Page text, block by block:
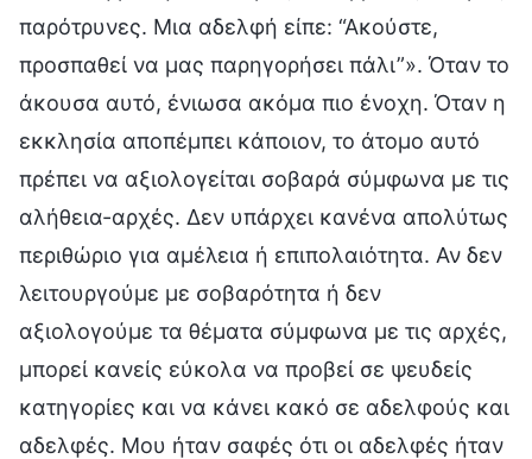
παρότρυνες. Μια αδελφή είπε: “Ακούστε,
προσπαθεί να μας παρηγορήσει πάλι”». Όταν το
άκουσα αυτό, ένιωσα ακόμα πιο ένοχη. Όταν η
εκκλησία αποπέμπει κάποιον, το άτομο αυτό
πρέπει να αξιολογείται σοβαρά σύμφωνα με τις
αλήθεια-αρχές. Δεν υπάρχει κανένα απολύτως
περιθώριο για αμέλεια ή επιπολαιότητα. Αν δεν
λειτουργούμε με σοβαρότητα ή δεν
αξιολογούμε τα θέματα σύμφωνα με τις αρχές,
μπορεί κανείς εύκολα να προβεί σε ψευδείς
κατηγορίες και να κάνει κακό σε αδελφούς και
αδελφές. Μου ήταν σαφές ότι οι αδελφές ήταν